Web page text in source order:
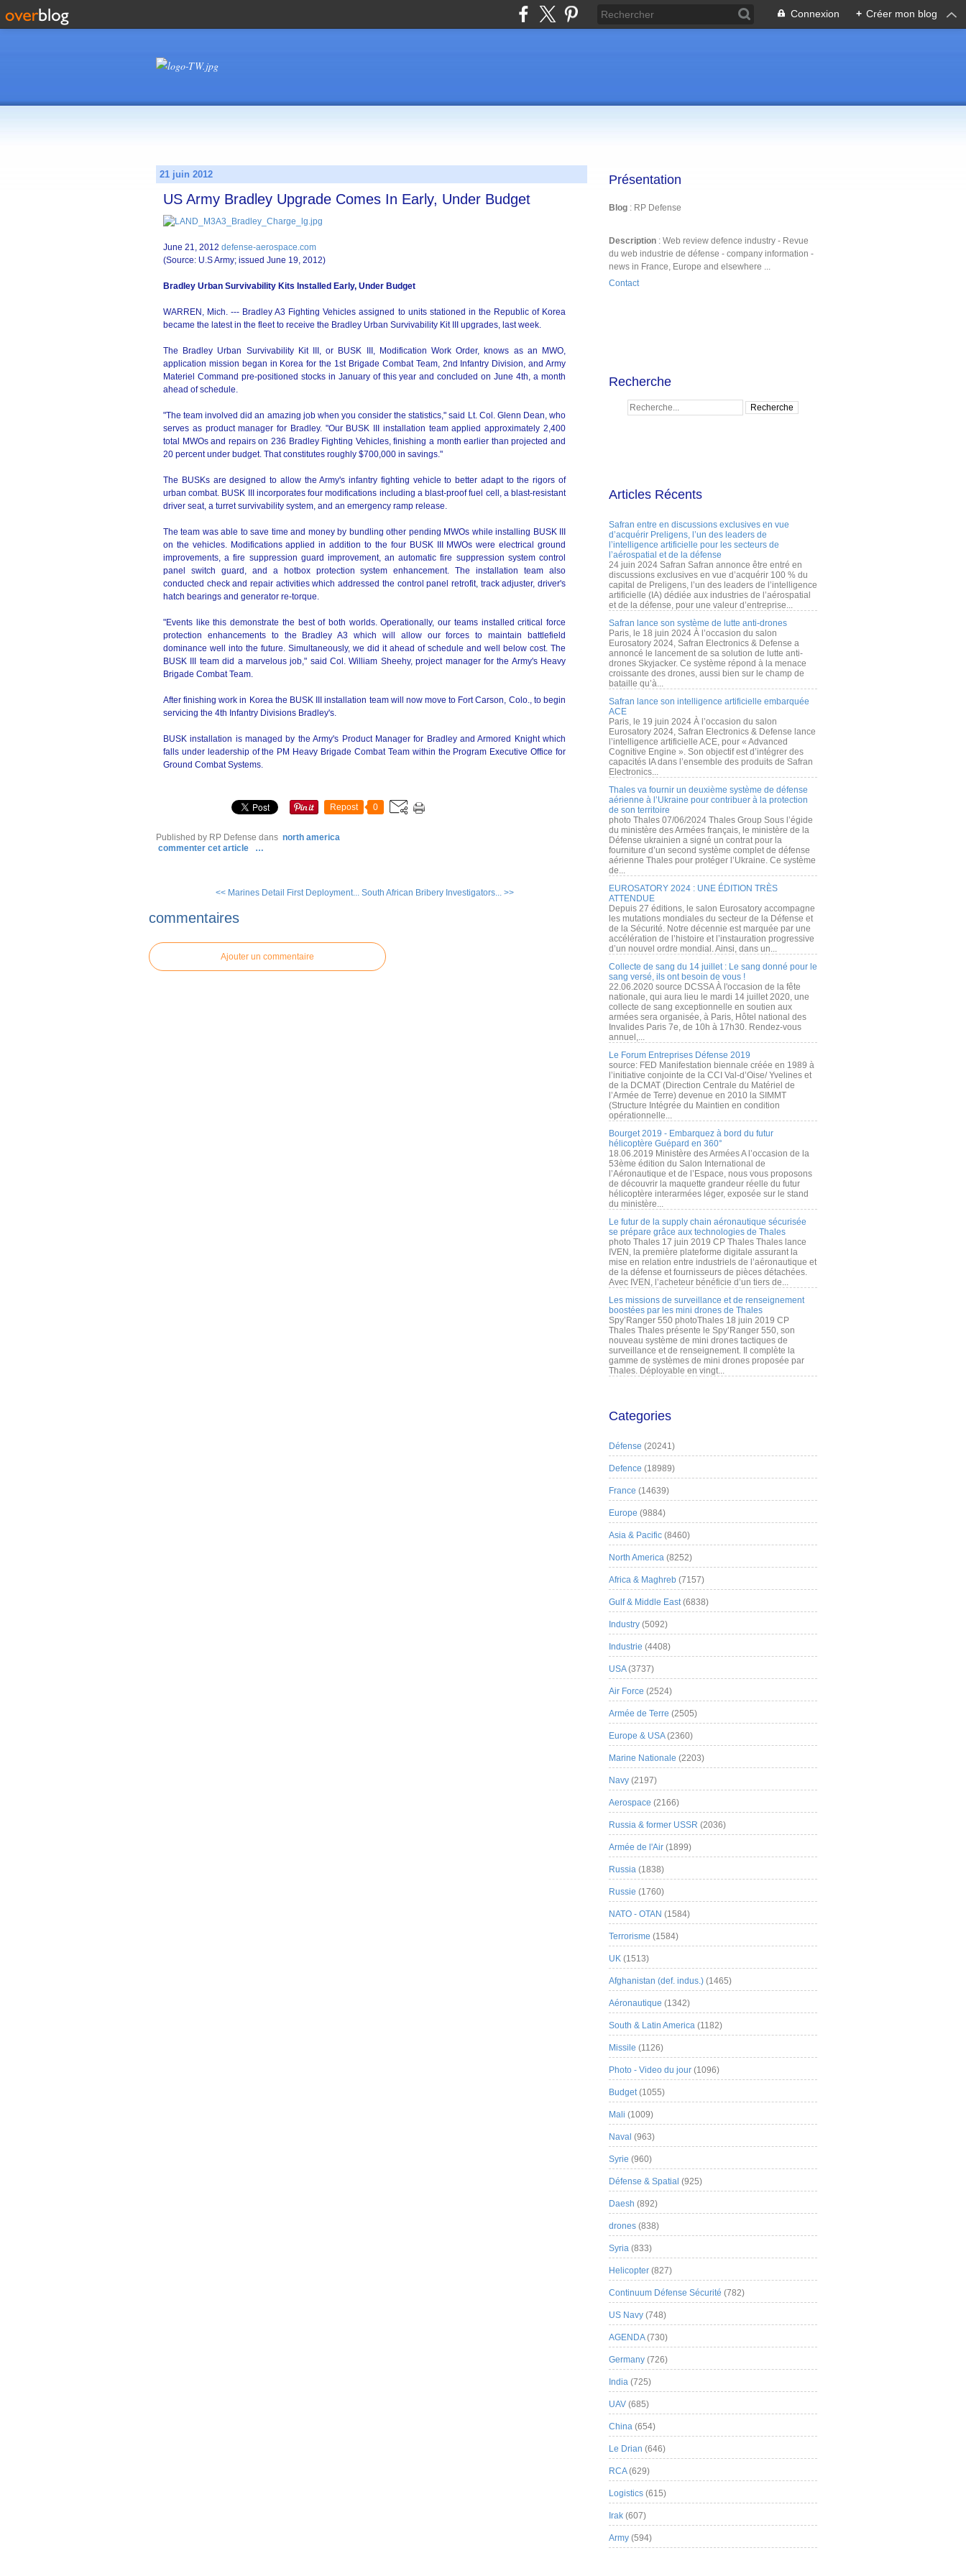
Connexion + Créer mon blog
21 juin 2012
US Army Bradley Upgrade Comes In Early, Under Budget
June 21, 2012 defense-aerospace.com
(Source: U.S Army; issued June 19, 2012)
Bradley Urban Survivability Kits Installed Early, Under Budget
WARREN, Mich. --- Bradley A3 Fighting Vehicles assigned to units stationed in the Republic of Korea
became the latest in the fleet to receive the Bradley Urban Survivability Kit III upgrades, last week.
The Bradley Urban Survivability Kit III, or BUSK III, Modification Work Order, knows as an MWO,
application mission began in Korea for the 1st Brigade Combat Team, 2nd Infantry Division, and Army
Materiel Command pre-positioned stocks in January of this year and concluded on June 4th, a month
ahead of schedule.
"The team involved did an amazing job when you consider the statistics," said Lt. Col. Glenn Dean, who
serves as product manager for Bradley. "Our BUSK III installation team applied approximately 2,400
total MWOs and repairs on 236 Bradley Fighting Vehicles, finishing a month earlier than projected and
20 percent under budget. That constitutes roughly $700,000 in savings."
The BUSKs are designed to allow the Army's infantry fighting vehicle to better adapt to the rigors of
urban combat. BUSK III incorporates four modifications including a blast-proof fuel cell, a blast-resistant
driver seat, a turret survivability system, and an emergency ramp release.
The team was able to save time and money by bundling other pending MWOs while installing BUSK III
on the vehicles. Modifications applied in addition to the four BUSK III MWOs were electrical ground
improvements, a fire suppression guard improvement, an automatic fire suppression system control
panel switch guard, and a hotbox protection system enhancement. The installation team also
conducted check and repair activities which addressed the control panel retrofit, track adjuster, driver's
hatch bearings and generator re-torque.
"Events like this demonstrate the best of both worlds. Operationally, our teams installed critical force
protection enhancements to the Bradley A3 which will allow our forces to maintain battlefield
dominance well into the future. Simultaneously, we did it ahead of schedule and well below cost. The
BUSK III team did a marvelous job," said Col. William Sheehy, project manager for the Army's Heavy
Brigade Combat Team.
After finishing work in Korea the BUSK III installation team will now move to Fort Carson, Colo., to begin
servicing the 4th Infantry Divisions Bradley's.
BUSK installation is managed by the Army's Product Manager for Bradley and Armored Knight which
falls under leadership of the PM Heavy Brigade Combat Team within the Program Executive Office for
Ground Combat Systems.
Repost 0
Published by RP Defense dans north america
commenter cet article
…
<< Marines Detail First Deployment... South African Bribery Investigators... >>
commentaires
Ajouter un commentaire
Présentation
Blog : RP Defense
Description : Web review defence industry - Revue
du web industrie de défense - company information -
news in France, Europe and elsewhere ...
Contact
Recherche
Articles Récents
Safran entre en discussions exclusives en vue
d’acquérir Preligens, l’un des leaders de
l’intelligence artificielle pour les secteurs de
l’aérospatial et de la défense
24 juin 2024 Safran Safran annonce être entré en
discussions exclusives en vue d’acquérir 100 % du
capital de Preligens, l’un des leaders de l’intelligence
artificielle (IA) dédiée aux industries de l’aérospatial
et de la défense, pour une valeur d’entreprise...
Safran lance son système de lutte anti-drones
Paris, le 18 juin 2024 À l’occasion du salon
Eurosatory 2024, Safran Electronics & Defense a
annoncé le lancement de sa solution de lutte anti-
drones Skyjacker. Ce système répond à la menace
croissante des drones, aussi bien sur le champ de
bataille qu’à...
Safran lance son intelligence artificielle embarquée
ACE
Paris, le 19 juin 2024 À l’occasion du salon
Eurosatory 2024, Safran Electronics & Defense lance
l’intelligence artificielle ACE, pour « Advanced
Cognitive Engine ». Son objectif est d’intégrer des
capacités IA dans l’ensemble des produits de Safran
Electronics...
Thales va fournir un deuxième système de défense
aérienne à l’Ukraine pour contribuer à la protection
de son territoire
photo Thales 07/06/2024 Thales Group Sous l’égide
du ministère des Armées français, le ministère de la
Défense ukrainien a signé un contrat pour la
fourniture d’un second système complet de défense
aérienne Thales pour protéger l’Ukraine. Ce système
de...
EUROSATORY 2024 : UNE ÉDITION TRÈS
ATTENDUE
Depuis 27 éditions, le salon Eurosatory accompagne
les mutations mondiales du secteur de la Défense et
de la Sécurité. Notre décennie est marquée par une
accélération de l’histoire et l’instauration progressive
d’un nouvel ordre mondial. Ainsi, dans un...
Collecte de sang du 14 juillet : Le sang donné pour le
sang versé, ils ont besoin de vous !
22.06.2020 source DCSSA À l'occasion de la fête
nationale, qui aura lieu le mardi 14 juillet 2020, une
collecte de sang exceptionnelle en soutien aux
armées sera organisée, à Paris, Hôtel national des
Invalides Paris 7e, de 10h à 17h30. Rendez-vous
annuel,...
Le Forum Entreprises Défense 2019
source: FED Manifestation biennale créée en 1989 à
l’initiative conjointe de la CCI Val-d’Oise/ Yvelines et
de la DCMAT (Direction Centrale du Matériel de
l’Armée de Terre) devenue en 2010 la SIMMT
(Structure Intégrée du Maintien en condition
opérationnelle...
Bourget 2019 - Embarquez à bord du futur
hélicoptère Guépard en 360°
18.06.2019 Ministère des Armées A l’occasion de la
53ème édition du Salon International de
l’Aéronautique et de l’Espace, nous vous proposons
de découvrir la maquette grandeur réelle du futur
hélicoptère interarmées léger, exposée sur le stand
du ministère...
Le futur de la supply chain aéronautique sécurisée
se prépare grâce aux technologies de Thales
photo Thales 17 juin 2019 CP Thales Thales lance
IVEN, la première plateforme digitale assurant la
mise en relation entre industriels de l’aéronautique et
de la défense et fournisseurs de pièces détachées.
Avec IVEN, l’acheteur bénéficie d’un tiers de...
Les missions de surveillance et de renseignement
boostées par les mini drones de Thales
Spy’Ranger 550 photoThales 18 juin 2019 CP
Thales Thales présente le Spy’Ranger 550, son
nouveau système de mini drones tactiques de
surveillance et de renseignement. Il complète la
gamme de systèmes de mini drones proposée par
Thales. Déployable en vingt...
Categories
Défense (20241)
Defence (18989)
France (14639)
Europe (9884)
Asia & Pacific (8460)
North America (8252)
Africa & Maghreb (7157)
Gulf & Middle East(6838)
Industry (5092)
Industrie (4408)
USA(3737)
Air Force (2524)
Armée de Terre (2505)
Europe & USA(2360)
Marine Nationale (2203)
Navy (2197)
Aerospace (2166)
Russia & former USSR (2036)
Armée de l'Air (1899)
Russia (1838)
Russie (1760)
NATO - OTAN (1584)
Terrorisme (1584)
UK (1513)
Afghanistan (def. indus.) (1465)
Aéronautique (1342)
South & Latin America (1182)
Missile (1126)
Photo - Video du jour (1096)
Budget(1055)
Mali (1009)
Naval (963)
Syrie (960)
Défense & Spatial (925)
Daesh (892)
drones (838)
Syria (833)
Helicopter (827)
Continuum Défense Sécurité (782)
US Navy (748)
AGENDA(730)
Germany (726)
India (725)
UAV (685)
China (654)
Le Drian (646)
RCA(629)
Logistics (615)
Irak (607)
Army (594)